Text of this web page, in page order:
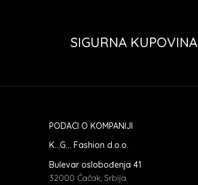
SIGURNA KUPOVINA
PODACI O KOMPANIJI
K...G... Fashion d.o.o.
Bulevar oslobođenja 41
32000 Čačak, Srbija